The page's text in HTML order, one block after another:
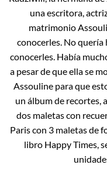
una escritora,
matrimonio
conocerles. No
conocerles. Había
a pesar de que ella se
Assouline para que
un álbum de recortes,
dos maletas con
Paris con 3 maletas de
libro Happy Times,